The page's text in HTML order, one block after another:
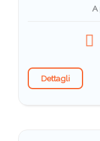
A
Dettagli